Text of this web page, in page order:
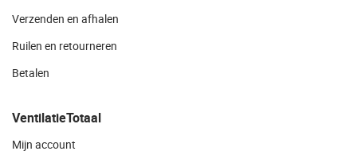
Verzenden en afhalen
Ruilen en retourneren
Betalen
VentilatieTotaal
Mijn account